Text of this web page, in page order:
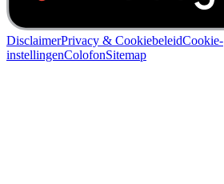
DisclaimerPrivacy & CookiebeleidCookie-
instellingenColofonSitemap